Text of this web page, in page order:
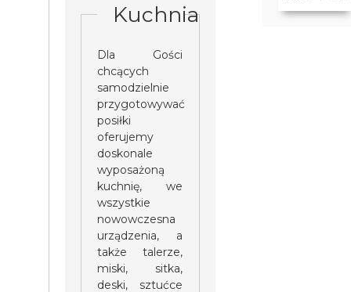
Kuchnia
Dla Gości
chcących
samodzielnie
przygotowywać
posiłki
oferujemy
doskonale
wyposażoną
kuchnię, we
wszystkie
nowowczesna
urządzenia, a
także talerze,
miski, sitka,
deski, sztućce
mną cały